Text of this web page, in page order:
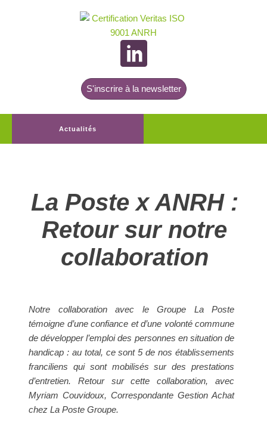
S'inscrire à la newsletter
Actualités
La Poste x ANRH :
Retour sur notre
collaboration
Notre collaboration avec le Groupe La Poste
témoigne d’une confiance et d’une volonté commune
de développer l’emploi des personnes en situation de
handicap : au total, ce sont 5 de nos établissements
franciliens qui sont mobilisés sur des prestations
d’entretien. Retour sur cette collaboration, avec
Myriam Couvidoux, Correspondante Gestion Achat
chez La Poste Groupe.